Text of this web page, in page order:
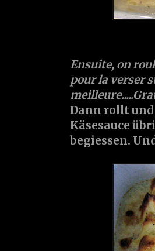
Ensuite, on
pour la verser
Dann rollt und
Käsesauce
begiessen.